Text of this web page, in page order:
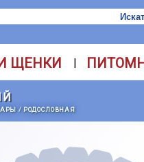
ЩЕНКИ |
/ РОДОСЛОВНАЯ